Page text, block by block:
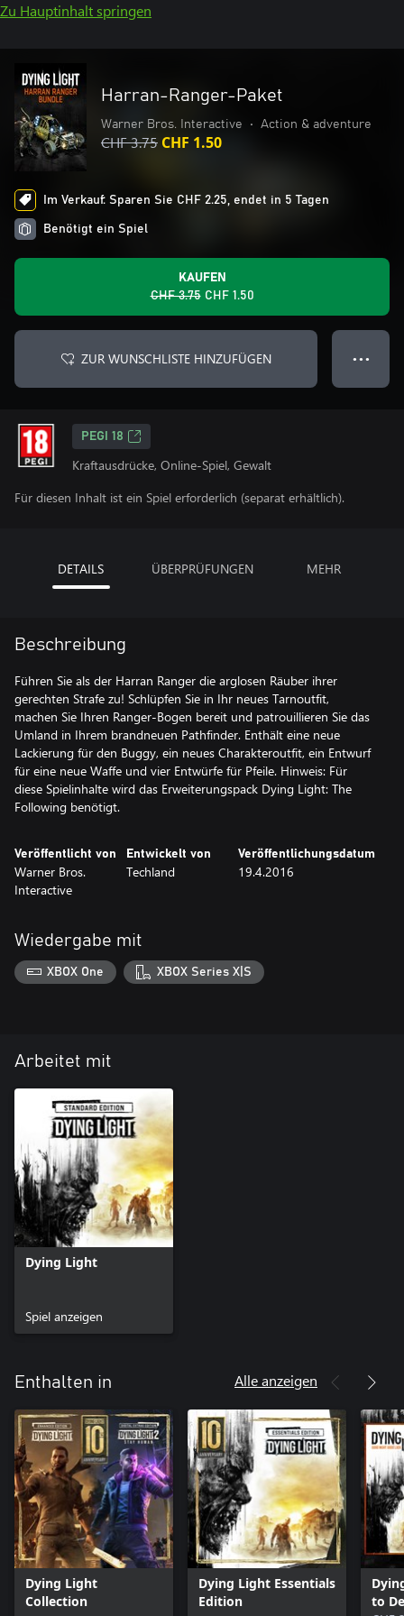
Zu Hauptinhalt springen
Harran-Ranger-Paket
Warner Bros. Interactive • Action & adventure
CHF 3.75 CHF 1.50
Im Verkauf: Sparen Sie CHF 2.25, endet in 5 Tagen
Benötigt ein Spiel
KAUFEN
CHF 3.75 CHF 1.50
ZUR WUNSCHLISTE HINZUFÜGEN ● ● ●
PEGI 18
Kraftausdrücke, Online-Spiel, Gewalt
Für diesen Inhalt ist ein Spiel erforderlich (separat erhältlich).
DETAILS ÜBERPRÜFUNGEN MEHR
Beschreibung
Führen Sie als der Harran Ranger die arglosen Räuber ihrer
gerechten Strafe zu! Schlüpfen Sie in Ihr neues Tarnoutfit,
machen Sie Ihren Ranger-Bogen bereit und patrouillieren Sie das
Umland in Ihrem brandneuen Pathfinder. Enthält eine neue
Lackierung für den Buggy, ein neues Charakteroutfit, ein Entwurf
für eine neue Waffe und vier Entwürfe für Pfeile. Hinweis: Für
diese Spielinhalte wird das Erweiterungspack Dying Light: The
Following benötigt.
Veröffentlicht von
Warner Bros.
Interactive
Entwickelt von
Techland
Veröffentlichungsdatum
19.4.2016
Wiedergabe mit
XBOX One XBOX Series X|S
Arbeitet mit
Dying Light
Spiel anzeigen
Enthalten in Alle anzeigen
Dying Light
Collection
Dying Light Essentials
Edition
to